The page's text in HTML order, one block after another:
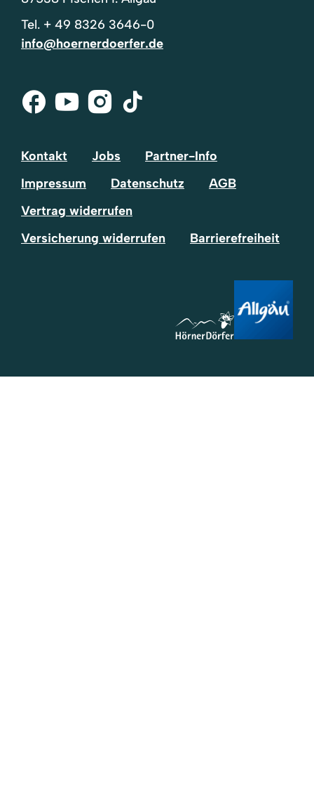
Tel. + 49 8326 3646-0
info@hoernerdoerfer.de
Facebook
Youtube
Instagram
Tik-
Kontakt Jobs
Partner-Info
Impressum
Datenschutz
AGB
Vertrag widerrufen
Versicherung widerrufen
Barrierefreiheit